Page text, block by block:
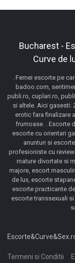
Bucharest -
Curve de
. Femei escorte pe
badoo.com,
publi.ro, cuplari.ro,
si altele. Aici gasesti:
erotic fara finalizare
frumoase. . Escorte
escorte cu orientari
anunturi si
profesioniste cu
mature divortate si
majore, escort
de lux, escorte
escorte practicante
escorte transsexuali
Termeni si Conditii